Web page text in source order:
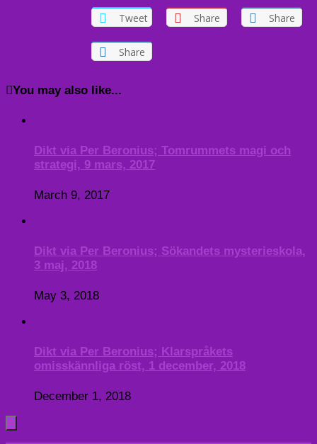
Tweet
Share Share
Share
You may also like...
Dikt via Per Beronius; Tomrummets magi och
strategi, 9 mars, 2017
March 9, 2017
Dikt via Per Beronius; Sökandets mysterieskola,
3 maj, 2018
May 3, 2018
Dikt via Per Beronius; Klarspråkets
omisskännliga röst, 1 december, 2018
December 1, 2018